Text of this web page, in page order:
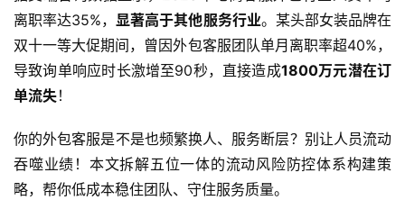
离职率达35%，显著高于其他服务行业。某头部女装品牌在
双十一等大促期间，曾因外包客服团队单月离职率超40%，
导致询单响应时长激增至90秒，直接造成1800万元潜在订
单流失！
你的外包客服是不是也频繁换人、服务断层？别让人员流动
吞噬业绩！本文拆解五位一体的流动风险防控体系构建策
略，帮你低成本稳住团队、守住服务质量。